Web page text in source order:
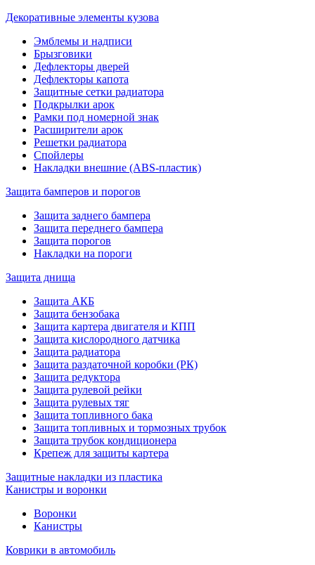
Декоративные элементы кузова
Эмблемы и надписи
Брызговики
Дефлекторы дверей
Дефлекторы капота
Защитные сетки радиатора
Подкрылки арок
Рамки под номерной знак
Расширители арок
Решетки радиатора
Спойлеры
Накладки внешние (ABS-пластик)
Защита бамперов и порогов
Защита заднего бампера
Защита переднего бампера
Защита порогов
Накладки на пороги
Защита днища
Защита АКБ
Защита бензобака
Защита картера двигателя и КПП
Защита кислородного датчика
Защита радиатора
Защита раздаточной коробки (РК)
Защита редуктора
Защита рулевой рейки
Защита рулевых тяг
Защита топливного бака
Защита топливных и тормозных трубок
Защита трубок кондиционера
Крепеж для защиты картера
Защитные накладки из пластика
Канистры и воронки
Воронки
Канистры
Коврики в автомобиль